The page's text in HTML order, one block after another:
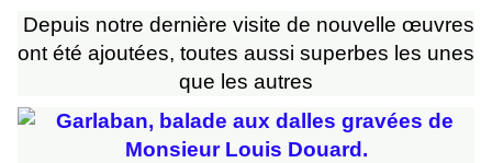
Depuis notre dernière visite de nouvelle œuvres
ont été ajoutées, toutes aussi superbes les unes
que les autres